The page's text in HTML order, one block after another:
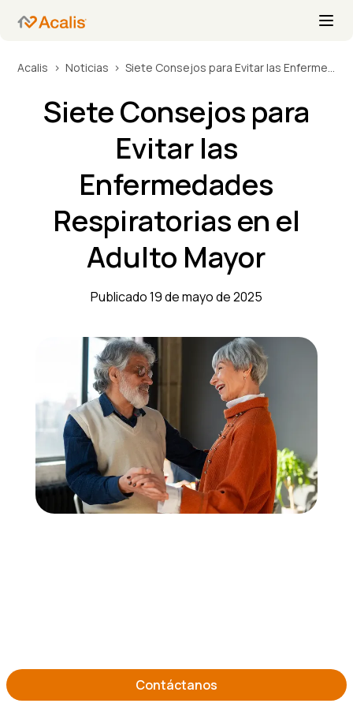
Acalis Noticias Siete Consejos para Evitar las Enfermedades Respiratorias en el Adulto Mayor
Siete Consejos para
Evitar las
Enfermedades
Respiratorias en el
Adulto Mayor
Publicado 19 de mayo de 2025
Contáctanos